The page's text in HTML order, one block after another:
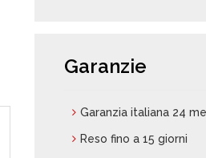
Garanzie
Garanzia italiana 24
Reso fino a 15 giorni